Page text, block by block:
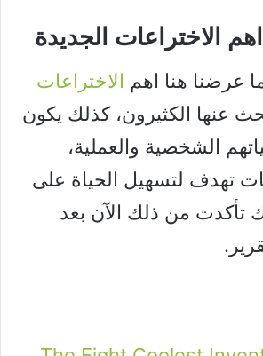
الاختراعات الجديدة
عرضنا هنا اهم الاختراعات
عنها الكثيرون، كذلك يكون
الشخصية والعملية،
تهدف لتسهيل الحياة على
تأكدت من ذلك الآن بعد